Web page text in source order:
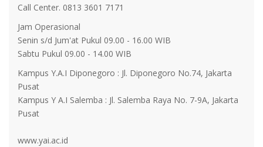
Call Center. 0813 3601 7171
Jam Operasional
Senin s/d Jum'at Pukul 09.00 - 16.00 WIB
Sabtu Pukul 09.00 - 14.00 WIB
Kampus Y.A.I Diponegoro : Jl. Diponegoro No.74, Jakarta
Pusat
Kampus Y A.I Salemba : Jl. Salemba Raya No. 7-9A, Jakarta
Pusat
www.yai.ac.id⁣